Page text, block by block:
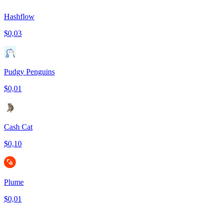
Hashflow
$0,03
Pudgy Penguins
$0,01
Cash Cat
$0,10
Plume
$0,01